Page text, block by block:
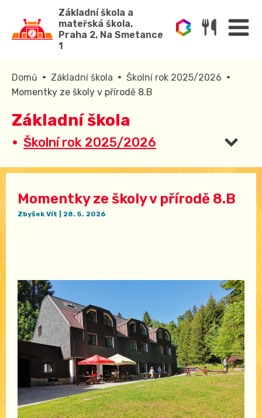
Základní škola a
mateřská škola,
Praha 2, Na Smetance
1
Domů • Základní škola • Školní rok 2025/2026 •
Momentky ze školy v přírodě 8.B
Základní škola
Školní rok 2025/2026
Momentky ze školy v přírodě 8.B
Zbyšek Vít 28. 5. 2026